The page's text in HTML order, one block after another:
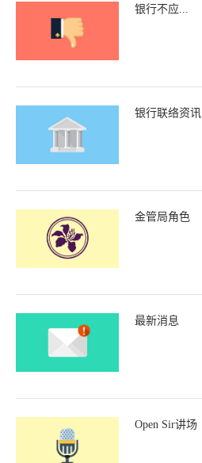
银行不应...
银行联络资讯
金管局角色
最新消息
Open Sir讲场